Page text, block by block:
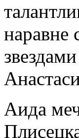
наравне
Аида